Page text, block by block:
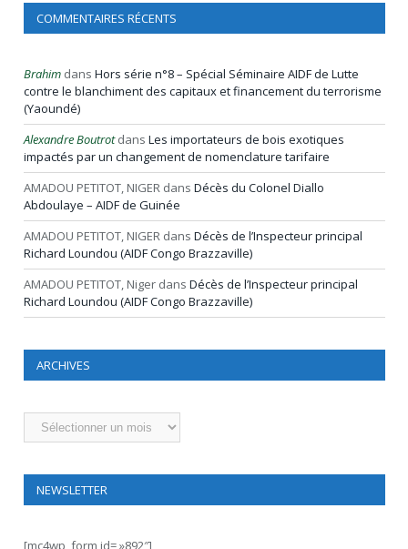
COMMENTAIRES RÉCENTS
Brahim dans Hors série n°8 – Spécial Séminaire AIDF de Lutte
contre le blanchiment des capitaux et financement du terrorisme
(Yaoundé)
Alexandre Boutrotdans Les importateurs de bois exotiques
impactés par un changement de nomenclature tarifaire
AMADOU PETITOT, NIGER dans Décès du Colonel Diallo
Abdoulaye – AIDF de Guinée
AMADOU PETITOT, NIGER dans Décès de l’Inspecteur principal
Richard Loundou (AIDF Congo Brazzaville)
AMADOU PETITOT, Niger dans Décès de l’Inspecteur principal
Richard Loundou (AIDF Congo Brazzaville)
ARCHIVES
Archives
NEWSLETTER
[mc4wp_form id= »892″]